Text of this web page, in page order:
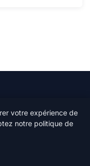
votre expérience de
notre politique de